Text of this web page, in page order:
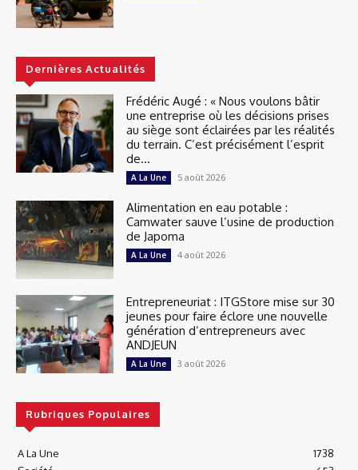
Dernières Actualités
Frédéric Augé : « Nous voulons bâtir
une entreprise où les décisions prises
au siège sont éclairées par les réalités
du terrain. C’est précisément l’esprit
de...
A La Une 5 août 2026
Alimentation en eau potable :
Camwater sauve l’usine de production
de Japoma
A La Une 4 août 2026
Entrepreneuriat : ITGStore mise sur 30
jeunes pour faire éclore une nouvelle
génération d’entrepreneurs avec
ANDJEUN
A La Une 3 août 2026
Rubriques Populaires
A La Une
1738